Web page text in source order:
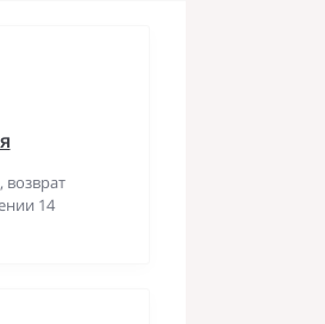
возврат
14